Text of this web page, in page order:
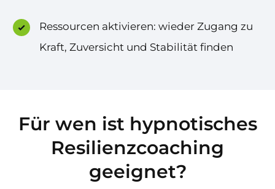
Ressourcen aktivieren: wieder Zugang zu
Kraft, Zuversicht und Stabilität finden
Für wen ist hypnotisches
Resilienzcoaching
geeignet?